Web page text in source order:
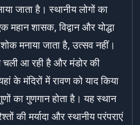
जाता है। स्थानीय लोगों का
महान शासक, विद्वान और योद्धा
मनाया जाता है, उत्सव नहीं।
चली आ रही है और मंडोर की
के मंदिरों में रावण को याद किया
का गुणगान होता है। यह स्थान
की मर्यादा और स्थानीय परंपराएं